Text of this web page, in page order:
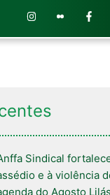
Sindical
e à violência
do Agosto Lilás